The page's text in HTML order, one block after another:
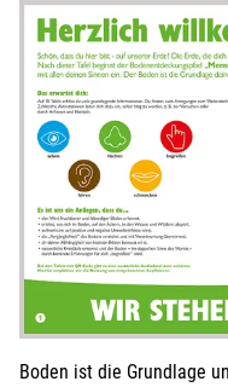
Boden ist die Grundlage